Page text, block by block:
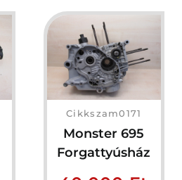
Cikkszam0171
Monster 695
Forgattyúsház